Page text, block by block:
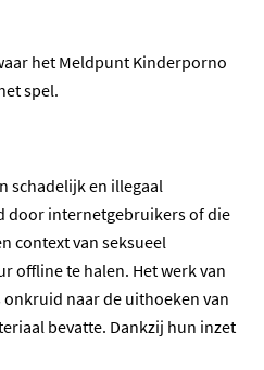
het Meldpunt Kinderporno
spel.
schadelijk en illegaal
door internetgebruikers of die
context van seksueel
offline te halen. Het werk van
naar de uithoeken van
bevatte. Dankzij hun inzet